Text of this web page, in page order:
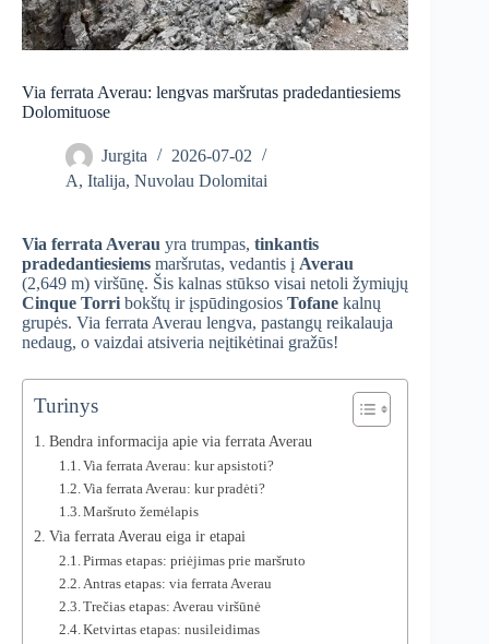
Via ferrata Averau: lengvas maršrutas pradedantiesiems
Dolomituose
Jurgita
2026-07-02
A, Italija, Nuvolau Dolomitai
Via ferrata Averau yra trumpas, tinkantis
pradedantiesiems maršrutas, vedantis į Averau
(2,649 m) viršūnę. Šis kalnas stūkso visai netoli žymiųjų
Cinque Torri bokštų ir įspūdingosios Tofane kalnų
grupės. Via ferrata Averau lengva, pastangų reikalauja
nedaug, o vaizdai atsiveria neįtikėtinai gražūs!
Turinys
Bendra informacija apie via ferrata Averau
Via ferrata Averau: kur apsistoti?
Via ferrata Averau: kur pradėti?
Maršruto žemėlapis
Via ferrata Averau eiga ir etapai
Pirmas etapas: priėjimas prie maršruto
Antras etapas: via ferrata Averau
Trečias etapas: Averau viršūnė
Ketvirtas etapas: nusileidimas